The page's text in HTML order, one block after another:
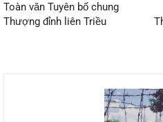
Toàn văn Tuyên bố chung
Thượng đỉnh liên Triều